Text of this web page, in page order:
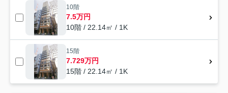
10階
7.5万円
10階 / 22.14㎡ / 1K
15階
7.729万円
15階 / 22.14㎡ / 1K